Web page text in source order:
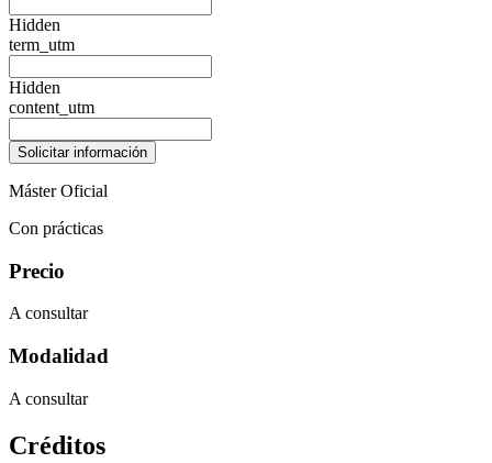
Hidden
term_utm
Hidden
content_utm
Máster Oficial
Con prácticas
Precio
A consultar
Modalidad
A consultar
Créditos